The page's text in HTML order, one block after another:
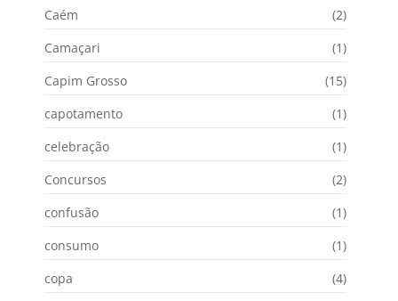
Caém
(2)
Camaçari
(1)
Capim Grosso
(15)
capotamento
(1)
celebração
(1)
Concursos
(2)
confusão
(1)
consumo
(1)
copa
(4)